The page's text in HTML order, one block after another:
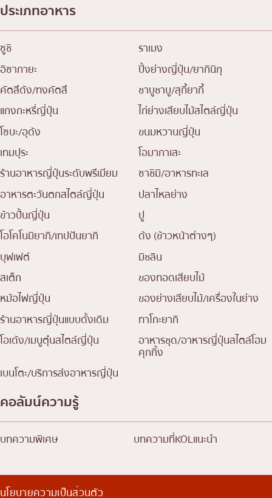
ประเภทอาหาร
ซูชิ
ราเมง
อิซากายะ
ปิ้งย่างญี่ปุ่น/ยากินิกุ
คัตสึด้ง/ทงคัตสึ
ชาบูชาบู/สุกี้ยากี้
แกงกะหรี่ญี่ปุ่น
ไก่ย่างเสียบไม้สไตล์ญี่ปุ่น
โซบะ/อุด้ง
ขนมหวานญี่ปุ่น
เทมปุระ
โอมากาเสะ
ร้านอาหารญี่ปุ่นระดับพรีเมียม
ซาชิมิ/อาหารทะเล
อาหารตะวันตกสไตล์ญี่ปุ่น
ปลาไหลย่าง
ข้าวปั้นญี่ปุ่น
ปู
โอโคโนมิยากิ/เทปปันยากิ
ด้ง (ข้าวหน้าต่างๆ)
บุฟเฟต์
มิชลิน
สเต็ก
ของทอดเสียบไม้
หม้อไฟญี่ปุ่น
ของย่างเสียบไม้/เครื่องในย่าง
ร้านอาหารญี่ปุ่นแบบดั้งเดิม
ทาโกะยากิ
โอเด้ง/เมนูตุ๋นสไตล์ญี่ปุ่น
อาหารชุด/อาหารญี่ปุ่นสไตล์โฮม
คุกกิ้ง
เบนโตะ/บริการส่งอาหารญี่ปุ่น
คอลัมน์ความรู้
บทความพิเศษ บทความที่KOLแนะนำ
นโยบายความเป็นส่วนตัว